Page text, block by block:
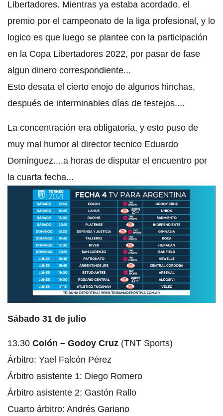
Libertadores. Mientras ya estaba acordado, el
premio por el campeonato de la liga profesional, y lo
logico es que luego se plantee con la participación
en la Copa Libertadores 2022, por pasar de fase
algun dinero correspondiente...
Esto desata el cierto enojo de algunos hinchas,
después de interminables días de festejos....
La concentración era obligatoria, y esto puso de
muy mal humor al director tecnico Eduardo
Domínguez....a horas de disputar el encuentro por
la cuarta fecha...
Sábado 31 de julio
13.30 Colón – Godoy Cruz (TNT Sports)
Árbitro: Yael Falcón Pérez
Árbitro asistente 1: Diego Romero
Árbitro asistente 2: Gastón Rallo
Cuarto árbitro: Andrés Gariano